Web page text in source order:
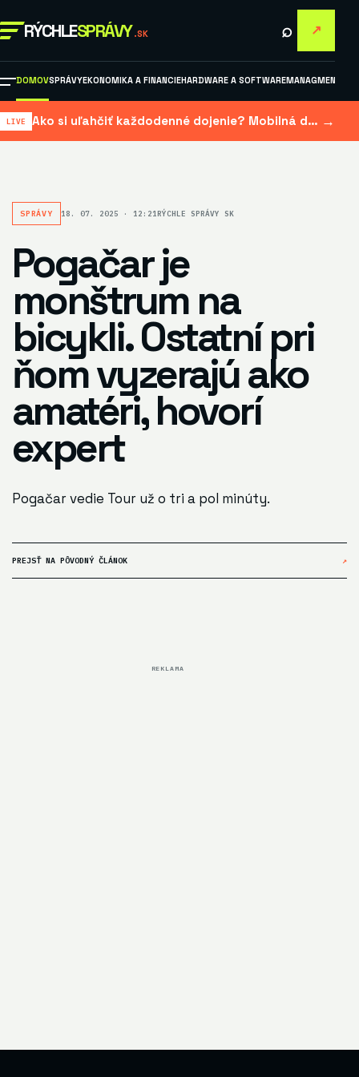
RÝCHLESPRÁVY .SK ⌕ ↗
DOMOVSPRÁVYEKONOMIKA A FINANCIEHARDWARE A SOFTWAREMANAGMENT A
Ako si uľahčiť každodenné dojenie? Mobilná dojačka šetrí čas aj námahu →
SPRÁVY 18. 07. 2025 · 12:21RÝCHLE SPRÁVY SK
Pogačar je
monštrum na
bicykli. Ostatní pri
ňom vyzerajú ako
amatéri, hovorí
expert
Pogačar vedie Tour už o tri a pol minúty.
PREJSŤ NA PÔVODNÝ ČLÁNOK ↗
REKLAMA